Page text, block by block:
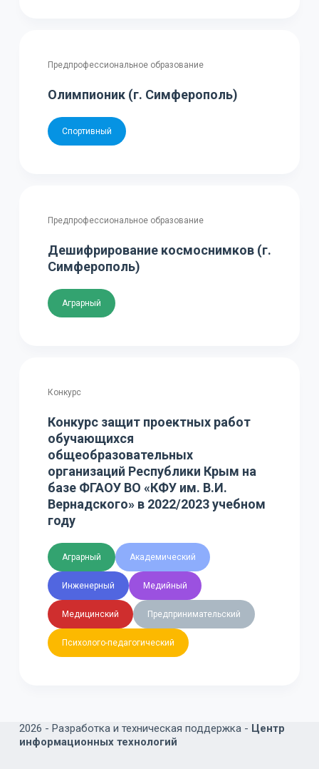
Предпрофессиональное образование
Олимпионик (г. Симферополь)
Спортивный
Предпрофессиональное образование
Дешифрирование космоснимков (г.
Симферополь)
Аграрный
Конкурс
Конкурс защит проектных работ
обучающихся
общеобразовательных
организаций Республики Крым на
базе ФГАОУ ВО «КФУ им. В.И.
Вернадского» в 2022/2023 учебном
году
Аграрный Академический
Инженерный Медийный
Медицинский Предпринимательский
Психолого-педагогический
2026 - Разработка и техническая поддержка - Центр
информационных технологий